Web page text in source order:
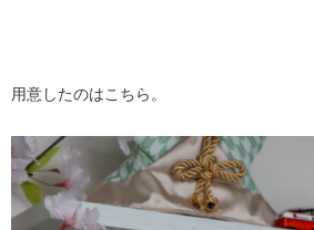
用意したのはこちら。